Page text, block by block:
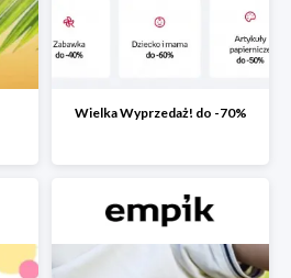
Wielka Wyprzedaż! do -70%